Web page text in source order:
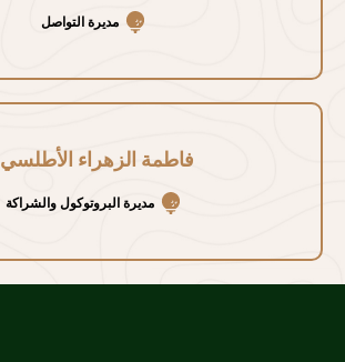
مديرة التواصل
فاطمة الزهراء الأطلسي
مديرة البروتوكول والشراكة